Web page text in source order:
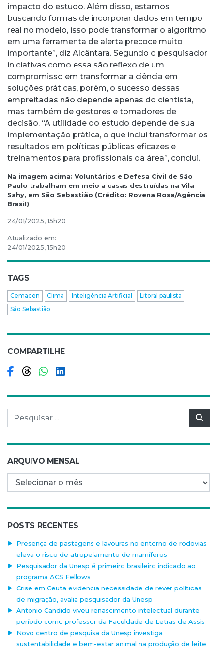
impacto do estudo. Além disso, estamos
buscando formas de incorporar dados em tempo
real no modelo, isso pode transformar o algoritmo
em uma ferramenta de alerta precoce muito
importante”, diz Alcântara. Segundo o pesquisador
iniciativas como essa são reflexo de um
compromisso em transformar a ciência em
soluções práticas, porém, o sucesso dessas
empreitadas não depende apenas do cientista,
mas também de gestores e tomadores de
decisão. “A utilidade do estudo depende de sua
implementação prática, o que inclui transformar os
resultados em políticas públicas eficazes e
treinamentos para profissionais da área”, conclui.
Na imagem acima: Voluntários e Defesa Civil de São
Paulo trabalham em meio a casas destruídas na Vila
Sahy, em São Sebastião (Crédito: Rovena Rosa/Agência
Brasil)
24/01/2025, 15h20
Atualizado em:
24/01/2025, 15h20
TAGS
Cemaden Clima Inteligência Artificial
Litoral paulista
São Sebastião
COMPARTILHE
Compartilhar no Facebook
Compartilhar no Threads
Compartilhar no WhatsApp
Compartilhar no LinkedIn
Pesquisar por:
ARQUIVO MENSAL
Arquivo mensal
POSTS RECENTES
Presença de pastagens e lavouras no entorno de rodovias
eleva o risco de atropelamento de mamíferos
Pesquisador da Unesp é primeiro brasileiro indicado ao
programa ACS Fellows
Crise em Ceuta evidencia necessidade de rever políticas
de migração, avalia pesquisador da Unesp
Antonio Candido viveu renascimento intelectual durante
período como professor da Faculdade de Letras de Assis
Novo centro de pesquisa da Unesp investiga
sustentabilidade e bem-estar animal na produção de leite